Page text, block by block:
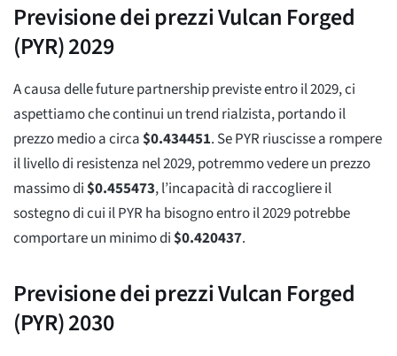
Previsione dei prezzi Vulcan Forged
(PYR) 2029
A causa delle future partnership previste entro il 2029, ci
aspettiamo che continui un trend rialzista, portando il
prezzo medio a circa$0.434451. Se PYR riuscisse a rompere
il livello di resistenza nel 2029, potremmo vedere un prezzo
massimo di$0.455473, l’incapacità di raccogliere il
sostegno di cui il PYR ha bisogno entro il 2029 potrebbe
comportare un minimo di$0.420437.
Previsione dei prezzi Vulcan Forged
(PYR) 2030